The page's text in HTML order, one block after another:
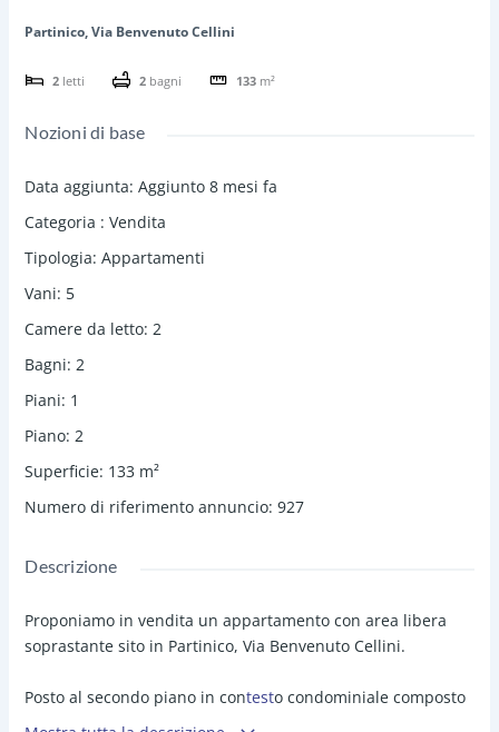
Partinico, Via Benvenuto Cellini
2 letti 2 bagni 133 m²
Nozioni di base
Data aggiunta: Aggiunto 8 mesi fa
Categoria : Vendita
Tipologia: Appartamenti
Vani: 5
Camere da letto: 2
Bagni: 2
Piani: 1
Piano: 2
Superficie: 133 m²
Numero di riferimento annuncio: 927
Descrizione
Proponiamo in vendita un appartamento con area libera
soprastante sito in Partinico, Via Benvenuto Cellini.
Posto al secondo piano in contesto condominiale composto
da 4 unità immobiliari, l'appartamento di mq. 133 con